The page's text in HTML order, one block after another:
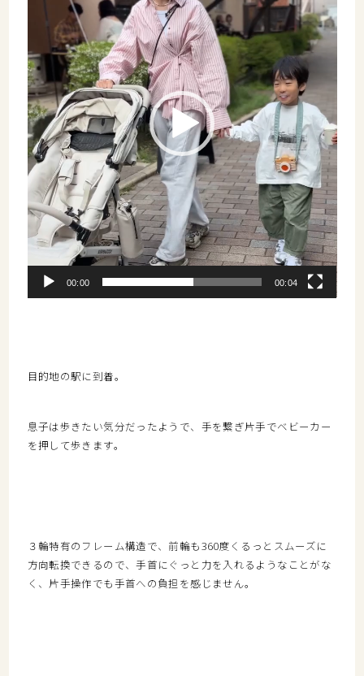
ヤ
ー
00:00 00:04
目的地の駅に到着。
息子は歩きたい気分だったようで、手を繋ぎ片手でベビーカー
を押して歩きます。
３輪特有のフレーム構造で、前輪も360度くるっとスムーズに
方向転換できるので、手首にぐっと力を入れるようなことがな
く、片手操作でも手首への負担を感じません。